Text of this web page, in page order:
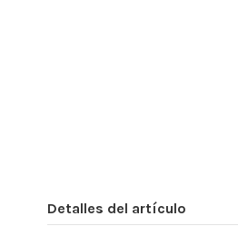
Detalles del artículo